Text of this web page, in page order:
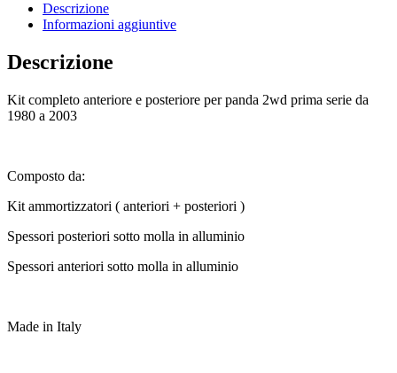
Descrizione
Informazioni aggiuntive
Descrizione
Kit completo anteriore e posteriore per panda 2wd prima serie da
1980 a 2003
Composto da:
Kit ammortizzatori ( anteriori + posteriori )
Spessori posteriori sotto molla in alluminio
Spessori anteriori sotto molla in alluminio
Made in Italy